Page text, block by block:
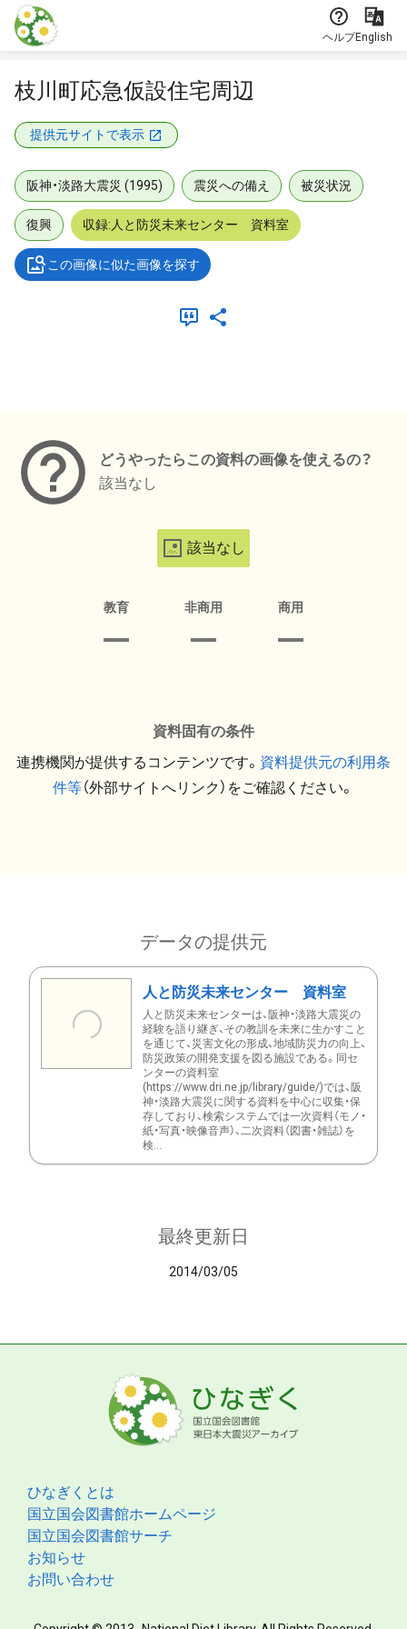
本文に飛ぶ
ヘルプEnglish
枝川町応急仮設住宅周辺
提供元サイトで表示
阪神・淡路大震災 (1995) 震災への備え 被災状況
復興 収録:人と防災未来センター 資料室
この画像に似た画像を探す
どうやったらこの資料の画像を使えるの？
該当なし
該当なし
教育 非商用 商用
資料固有の条件
連携機関が提供するコンテンツです。 資料提供元の利用条
件等（外部サイトへリンク）をご確認ください。
データの提供元
人と防災未来センター 資料室
人と防災未来センターは、阪神・淡路大震災の
経験を語り継ぎ、その教訓を未来に生かすこと
を通じて、災害文化の形成、地域防災力の向上、
防災政策の開発支援を図る施設である。同セ
ンターの資料室
(https://www.dri.ne.jp/library/guide/)では、阪
神・淡路大震災に関する資料を中心に収集・保
存しており、検索システムでは一次資料（モノ・
紙・写真・映像音声）、二次資料（図書・雑誌）を
検...
最終更新日
2014/03/05
ひなぎくとは
国立国会図書館ホームページ
国立国会図書館サーチ
お知らせ
お問い合わせ